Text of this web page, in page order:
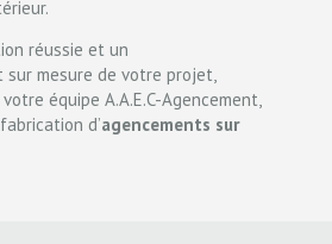
réussie et un
sur mesure de votre projet,
équipe A.A.E.C-Agencement,
d’agencements sur